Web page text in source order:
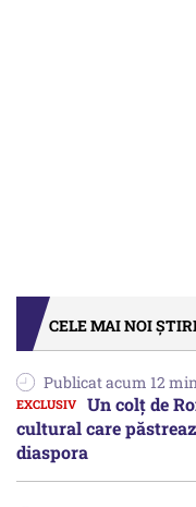
CELE MAI NOI
Publicat acum 12
Un colț de
cultural care
diaspora